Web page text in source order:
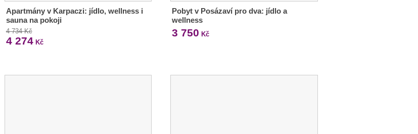
Apartmány v Karpaczi: jídlo, wellness i
sauna na pokoji
4 734 Kč
4 274Kč
Pobyt v Posázaví pro dva: jídlo a
wellness
3 750 Kč